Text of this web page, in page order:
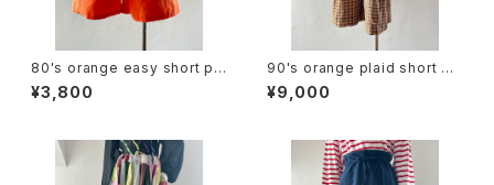
80's orange easy short pa
nts
¥3,800
90's orange plaid short ov
erall
¥9,000